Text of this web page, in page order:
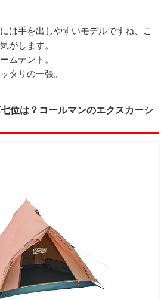
は手を出しやすいモデルですね、こ
がします。
ムテント。
タリの一張。
位は？コールマンのエクスカーシ